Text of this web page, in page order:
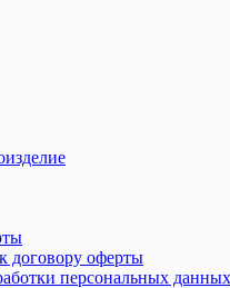
договору оферты
персональных данных